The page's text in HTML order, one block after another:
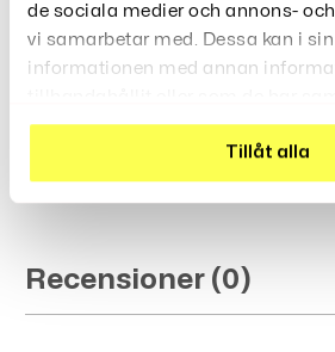
de sociala medier och annons-
vi samarbetar med. Dessa kan i
informationen med annan
använt deras tjänster.
Tillåt alla
Klockentusiaster.
Längd: 30 cm
Material för lådor och fodral:
Material: Legering
Recensioner (0)